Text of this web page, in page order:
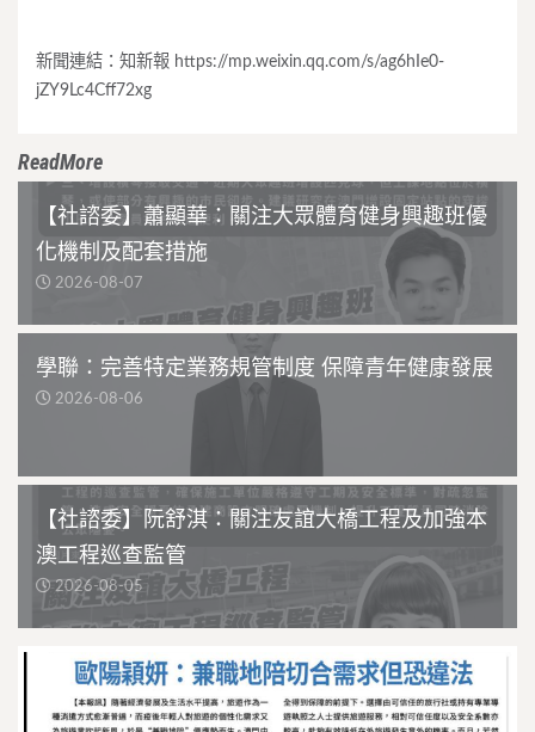
新聞連結：知新報 https://mp.weixin.qq.com/s/ag6hIe0-
jZY9Lc4Cff72xg
ReadMore
【社諮委】蕭顯華：關注大眾體育健身興趣班優
化機制及配套措施
2026-08-07
學聯：完善特定業務規管制度 保障青年健康發展
2026-08-06
【社諮委】阮舒淇：關注友誼大橋工程及加強本
澳工程巡查監管
2026-08-05